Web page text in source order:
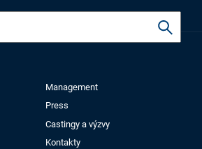
Management
Press
Castingy a výzvy
Kontakty